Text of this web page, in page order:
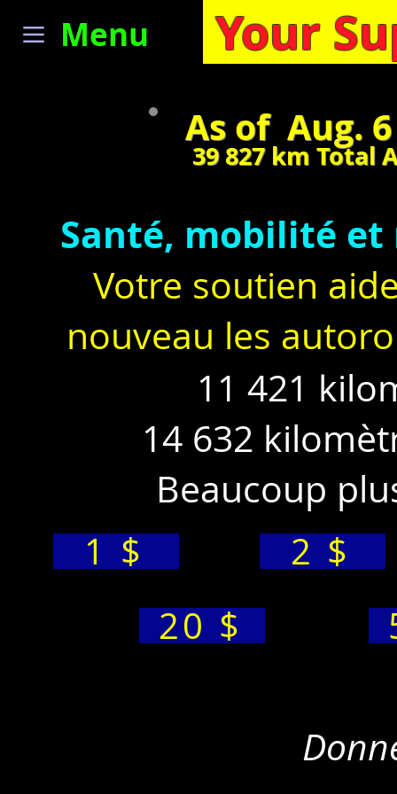
Menu Your
As of Aug.
39 827 km Total
Santé, mobilité
Votre soutien
nouveau les
11 421
14 632
Beaucoup
1 $
2 $
20 $